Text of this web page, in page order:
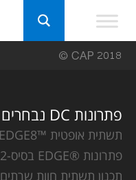
פתרונות DC נבחרים
תשתית אופטית ™EDGE8
פתרונות ®EDGE בסיס-12
תכנון תשתית חוות שרתים